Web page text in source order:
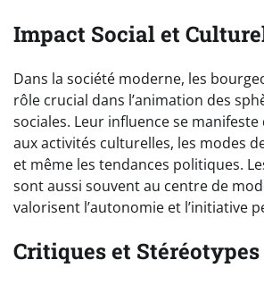
Impact Social et
Dans la société moderne, les
rôle crucial dans l’animation des
sociales. Leur influence se
aux activités culturelles, les modes
et même les tendances politiques.
sont aussi souvent au centre de
valorisent l’autonomie et l’initiative
Critiques et Stéréotypes